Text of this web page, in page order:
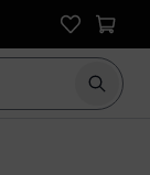
Suche